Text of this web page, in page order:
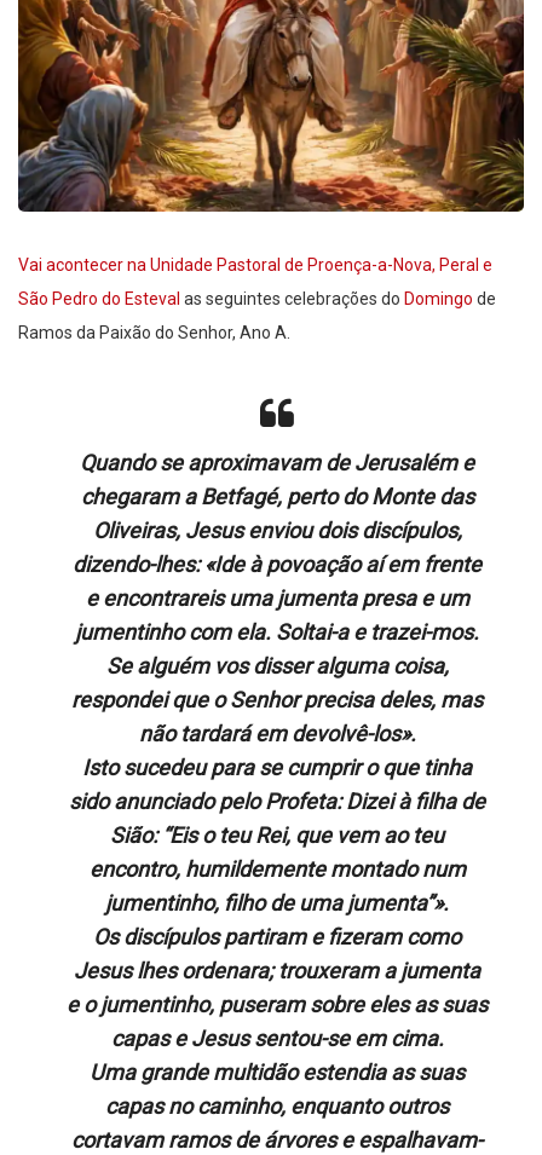
Vai acontecer na Unidade Pastoral de Proença-a-Nova, Peral e
São Pedro do Esteval as seguintes celebrações do Domingo de
Ramos da Paixão do Senhor, Ano A.
Quando se aproximavam de Jerusalém e
chegaram a Betfagé, perto do Monte das
Oliveiras, Jesus enviou dois discípulos,
dizendo-lhes: «Ide à povoação aí em frente
e encontrareis uma jumenta presa e um
jumentinho com ela. Soltai-a e trazei-mos.
Se alguém vos disser alguma coisa,
respondei que o Senhor precisa deles, mas
não tardará em devolvê-los».
Isto sucedeu para se cumprir o que tinha
sido anunciado pelo Profeta: Dizei à filha de
Sião: “Eis o teu Rei, que vem ao teu
encontro, humildemente montado num
jumentinho, filho de uma jumenta”».
Os discípulos partiram e fizeram como
Jesus lhes ordenara; trouxeram a jumenta
e o jumentinho, puseram sobre eles as suas
capas e Jesus sentou-se em cima.
Uma grande multidão estendia as suas
capas no caminho, enquanto outros
cortavam ramos de árvores e espalhavam-